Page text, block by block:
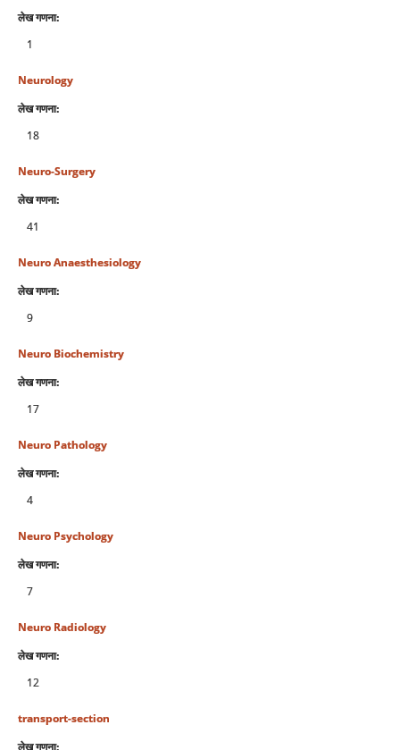
लेख गणना:
1
Neurology
लेख गणना:
18
Neuro-Surgery
लेख गणना:
41
Neuro Anaesthesiology
लेख गणना:
9
Neuro Biochemistry
लेख गणना:
17
Neuro Pathology
लेख गणना:
4
Neuro Psychology
लेख गणना:
7
Neuro Radiology
लेख गणना:
12
transport-section
लेख गणना: